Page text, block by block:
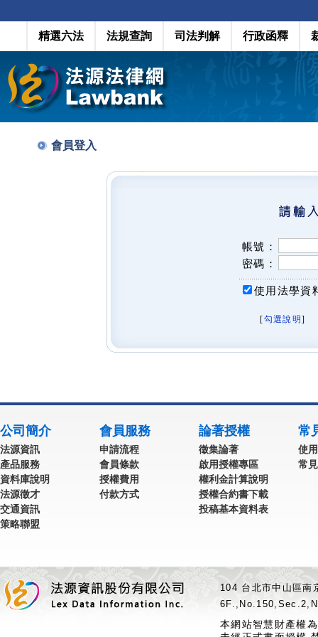
精選六法 法規查詢 司法判解 行政函釋
會員登入
帳號：
密碼：
使用法學資
[勾選說明 ]
公司簡介
法源資訊
產品服務
資料庫說明
法源徵才
交通資訊
策略聯盟
會員服務
申請流程
會員條款
授權費用
付款方式
論著授權
徵集論著
啟用授權專區
權利金計算說明
授權合約書下載
投稿基本資料表
常
使
常
104 台北市中山區
本網站智慧財產權